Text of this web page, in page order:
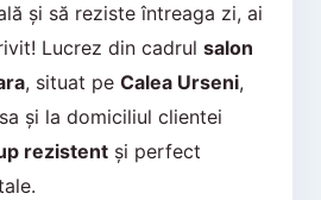
și să reziste întreaga zi, ai
Lucrez din cadrul salon
, situat pe Calea Urseni,
și la domiciliul clientei
rezistentși perfect